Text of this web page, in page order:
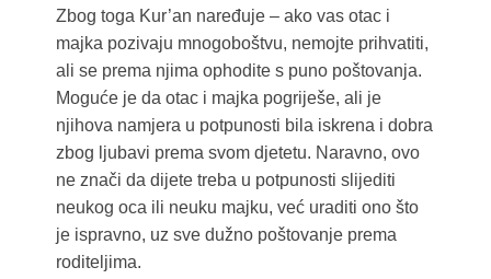
Zbog toga Kur’an naređuje – ako vas otac i
majka pozivaju mnogoboštvu, nemojte prihvatiti,
ali se prema njima ophodite s puno poštovanja.
Moguće je da otac i majka pogriješe, ali je
njihova namjera u potpunosti bila iskrena i dobra
zbog ljubavi prema svom djetetu. Naravno, ovo
ne znači da dijete treba u potpunosti slijediti
neukog oca ili neuku majku, već uraditi ono što
je ispravno, uz sve dužno poštovanje prema
roditeljima.